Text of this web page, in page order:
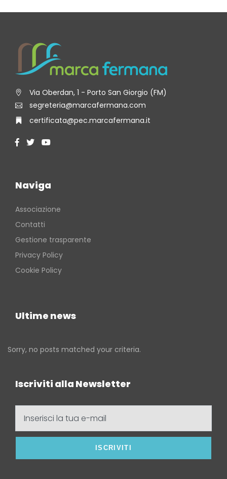
Via Oberdan, 1 - Porto San Giorgio (FM)
segreteria@marcafermana.com
certificata@pec.marcafermana.it
Naviga
Associazione
Contatti
Gestione trasparente
Privacy Policy
Cookie Policy
Ultime news
Sorry, no posts matched your criteria.
Iscriviti alla Newsletter
tua
mail